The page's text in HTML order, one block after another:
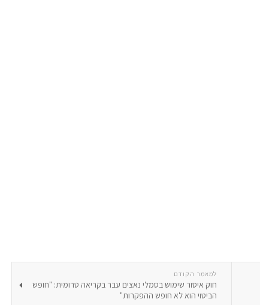
למאמר הקודם
חוק איסור שימוש בסמלי נאצים עבר בקריאה טרומית: "חופש
הביטוי הוא לא חופש ההפקרות"